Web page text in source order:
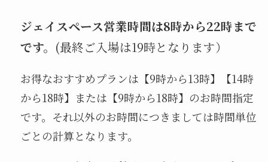
ジェイスペース営業時間は8時から22時まで
です。 (最終ご入場は19時となります）
お得なおすすめプランは【9時から13時】【14時
から18時】または【9時から18時】のお時間指定
です。それ以外のお時間につきましては時間単位
ごとの計算となります。